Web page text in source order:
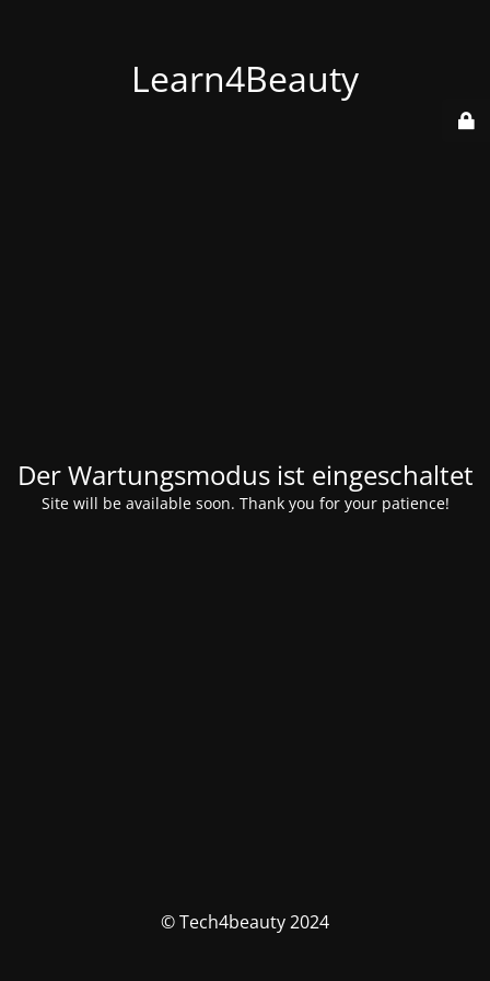
Learn4Beauty
Der Wartungsmodus ist eingeschaltet
Site will be available soon. Thank you for your patience!
© Tech4beauty 2024